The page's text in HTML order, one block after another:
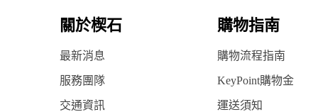
關於楔石 購物指南
最新消息 購物流程指南
服務團隊 KeyPoint購物金
交通資訊 運送須知